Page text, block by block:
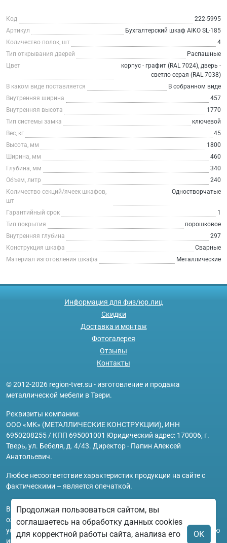
Код
222-5995
Артикул
Бухгалтерский шкаф AIKO SL-185
Количество полок, шт
4
Тип открывания дверей
Распашные
Цвет
корпус - графит (RAL 7024), дверь -
светло-серая (RAL 7038)
В каком виде поставляется
В собранном виде
Внутренняя ширина
457
Внутренняя высота
1770
Тип системы замка
ключевой
Вес, кг
45
Высота, мм
1800
Ширина, мм
460
Глубина, мм
340
Объем, литр
240
Количество секций/ячеек шкафов,
шт
Одностворчатые
Гарантийный срок
1
Тип покрытия
порошковое
Внутренняя глубина
297
Конструкция шкафа
Сварные
Материал изготовления шкафа
Металлические
Информация для физ/юр.лиц
Скидки
Доставка и монтаж
Фотогалерея
Отзывы
Контакты
© 2012-2026 region-tver.su - изготовление и продажа
металлической мебели в Твери.
Реквизиты компании:
ООО «МК» (МЕТАЛЛИЧЕСКИЕ КОНСТРУКЦИИ), ИНН
6950208255 / КПП 695001001 Юридический адрес: 170006, г.
Тверь, ул. Бебеля, д. 4/43. Директор - Папин Алексей
Анатольевич.
Любое несоответствие характеристик продукции на сайте с
фактическими – является опечаткой.
Вся информация на сайте region-tver.su носит исключительно
ознакомительный и справочный характер и ни при каких
условиях не является публичной офертой. Всю дополнительную
информацию можно узнать по телефонам указанным на сайте.
Продолжая пользоваться сайтом, вы
соглашаетесь на обработку данных cookies
для корректной работы сайта, анализа его
ОК